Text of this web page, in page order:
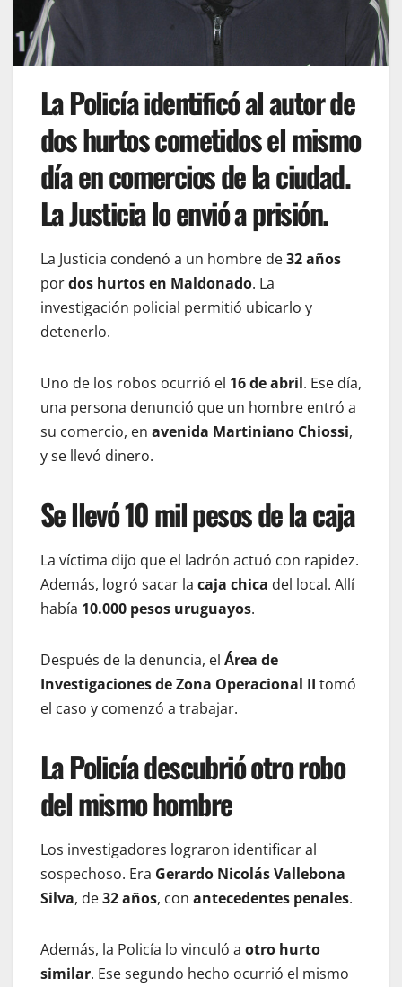
La Policía identificó al autor de
dos hurtos cometidos el mismo
día en comercios de la ciudad.
La Justicia lo envió a prisión.
La Justicia condenó a un hombre de32 años
pordos hurtos en Maldonado. La
investigación policial permitió ubicarlo y
detenerlo.
Uno de los robos ocurrió el 16 de abril. Ese día,
una persona denunció que un hombre entró a
su comercio, en avenida Martiniano Chiossi,
y se llevó dinero.
Se llevó 10 mil pesos de la caja
La víctima dijo que el ladrón actuó con rapidez.
Además, logró sacar la caja chica del local. Allí
había 10.000 pesos uruguayos.
Después de la denuncia, el Área de
Investigaciones de Zona Operacional II tomó
el caso y comenzó a trabajar.
La Policía descubrió otro robo
del mismo hombre
Los investigadores lograron identificar al
sospechoso. Era Gerardo Nicolás Vallebona
Silva, de32 años, con antecedentes penales.
Además, la Policía lo vinculó a otro hurto
similar. Ese segundo hecho ocurrió el mismo